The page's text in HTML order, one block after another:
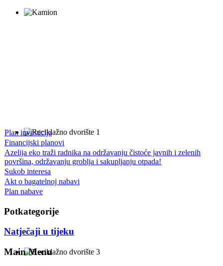
Plan investicija
Financijski planovi
Azelija eko traži radnika na održavanju čistoće javnih i zelenih
površina, održavanju groblja i sakupljanju otpada!
Sukob interesa
Akt o bagatelnoj nabavi
Plan nabave
Potkategorije
Natječaji u tijeku
Main Menu